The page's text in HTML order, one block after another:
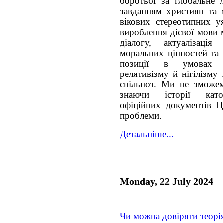
завданням християн
вікових стереотипних
вироблення дієвої мови
діалогу,
моральних цінностей
позиції в умовах
релятивізму й нігілізму
спільнот. Ми не
знаючи історії
офіційних документів
проблеми.
Детальніше...
Monday, 22 July 2024
Чи можна довіряти